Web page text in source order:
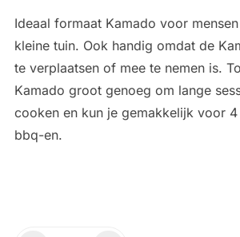
Ideaal formaat Kamado voor
kleine tuin. Ook handig omdat de
te verplaatsen of mee te nemen is.
Kamado groot genoeg om lange
cooken en kun je gemakkelijk voor
bbq-en.